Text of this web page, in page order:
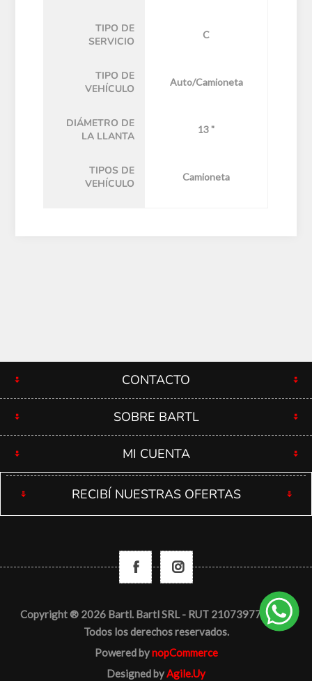
TIPO DE
SERVICIO
C
TIPO DE
VEHÍCULO
Auto/Camioneta
DIÁMETRO DE
LA LLANTA
13 "
TIPOS DE
VEHÍCULO
Camioneta
CONTACTO
SOBRE BARTL
MI CUENTA
RECIBÍ NUESTRAS OFERTAS
Copyright ® 2026 Bartl. Bartl SRL - RUT 210739770012 -
Todos los derechos reservados.
Powered bynopCommerce
Designed byAgile.Uy